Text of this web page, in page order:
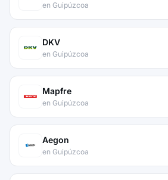
en Guipúzcoa
DKV
en Guipúzcoa
Mapfre
en Guipúzcoa
Aegon
en Guipúzcoa